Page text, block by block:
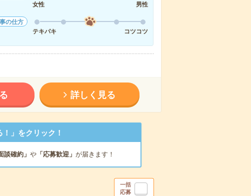
女性
男性
の仕方
テキパキ
コツコツ
詳しく見る
」をクリック！
談確約」 や「応募歓迎」 が届きます！
一括
応募